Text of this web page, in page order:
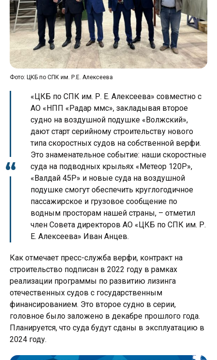
Фото: ЦКБ по СПК им. Р.Е. Алексеева
«ЦКБ по СПК им. Р. Е. Алексеева» совместно с
АО «НПП «Радар ммс», закладывая второе
судно на воздушной подушке «Волжский»,
дают старт серийному строительству нового
типа скоростных судов на собственной верфи.
Это знаменательное событие: наши скоростные
суда на подводных крыльях «Метеор 120Р»,
«Валдай 45Р» и новые суда на воздушной
подушке смогут обеспечить круглогодичное
пассажирское и грузовое сообщение по
водным просторам нашей страны, – отметил
член Совета директоров АО «ЦКБ по СПК им. Р.
Е. Алексеева» Иван Анцев.
Как отмечает пресс-служба верфи, контракт на
строительство подписан в 2022 году в рамках
реализации программы по развитию лизинга
отечественных судов с государственным
финансированием. Это второе судно в серии,
головное было заложено в декабре прошлого года.
Планируется, что суда будут сданы в эксплуатацию в
2024 году.